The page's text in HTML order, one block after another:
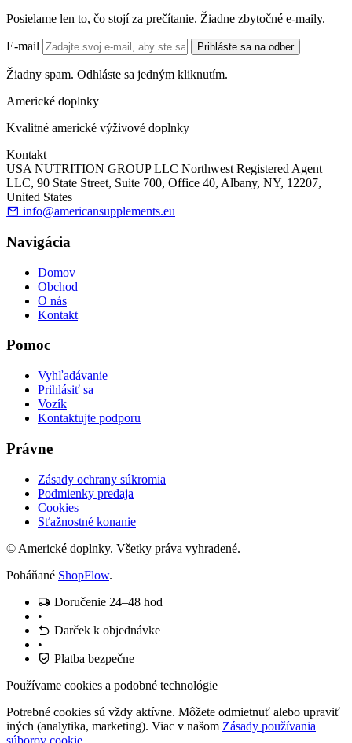
Posielame len to, čo stojí za prečítanie. Žiadne zbytočné e-maily.
E-mail Prihláste sa na odber
Žiadny spam. Odhláste sa jedným kliknutím.
Americké doplnky
Kvalitné americké výživové doplnky
Kontakt
USA NUTRITION GROUP LLC Northwest Registered Agent
LLC, 90 State Street, Suite 700, Office 40, Albany, NY, 12207,
United States
info@americansupplements.eu
Navigácia
Domov
Obchod
O nás
Kontakt
Pomoc
Vyhľadávanie
Prihlásiť sa
Vozík
Kontaktujte podporu
Právne
Zásady ochrany súkromia
Podmienky predaja
Cookies
Sťažnostné konanie
© Americké doplnky. Všetky práva vyhradené.
Poháňané ShopFlow.
Doručenie 24–48 hod
•
Darček k objednávke
•
Platba bezpečne
Používame cookies a podobné technológie
Potrebné cookies sú vždy aktívne. Môžete odmietnuť alebo upraviť
iných (analytika, marketing). Viac v našom Zásady používania
súborov cookie